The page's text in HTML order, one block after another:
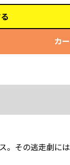
カ
。その逃走劇に